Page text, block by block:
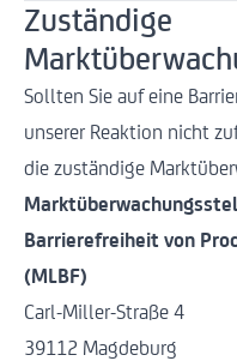
Zuständige
Sollten Sie auf eine
unserer Reaktion nicht
die zuständige
Barrierefreiheit von
(MLBF)
Carl-Miller-Straße 4
39112 Magdeburg